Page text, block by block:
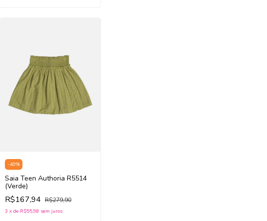
-40%
Saia Teen Authoria R5514
(Verde)
R$167,94 R$279,90
3 x de R$55,98 sem juros